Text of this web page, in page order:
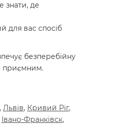
знати, де
для вас спосіб
безперебійну
приємним.
, Львiв, Кривий Рiг,
Iвано-Франкiвск,